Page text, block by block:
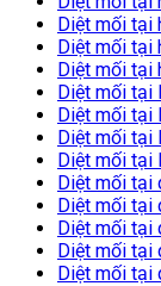
Diệt mối tại
Diệt mối tại
Diệt mối tại
Diệt mối tại
Diệt mối tại
Diệt mối tại
Diệt mối tại
Diệt mối tại
Diệt mối tại
Diệt mối tại
Diệt mối tại
Diệt mối tại